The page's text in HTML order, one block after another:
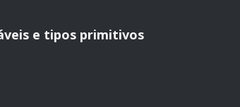
e tipos primitivos